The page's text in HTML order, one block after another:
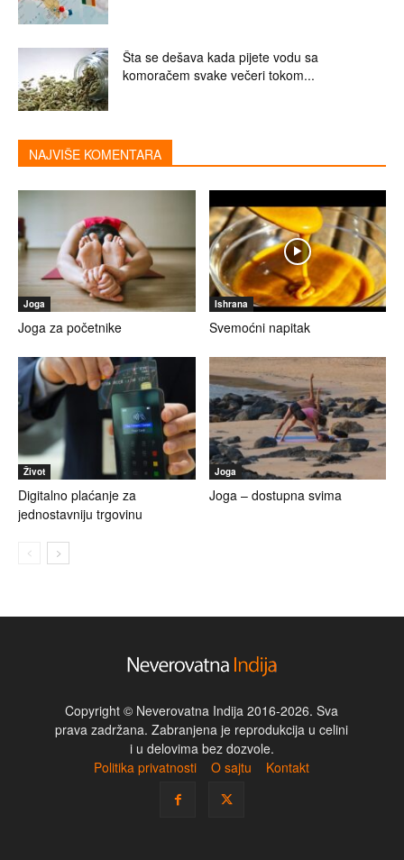
Šta se dešava kada pijete vodu sa
komoračem svake večeri tokom...
NAJVIŠE KOMENTARA
Joga
Joga za početnike
Ishrana
Svemoćni napitak
Život
Digitalno plaćanje za
jednostavniju trgovinu
Joga
Joga – dostupna svima
Copyright © Neverovatna Indija 2016-2026. Sva
prava zadržana. Zabranjena je reprodukcija u celini
i u delovima bez dozvole.
Politika privatnosti
O sajtu Kontakt